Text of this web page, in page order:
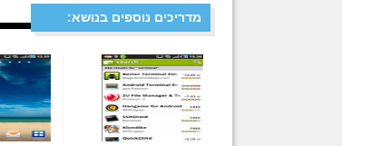
מדריכים נוספים בנושא: